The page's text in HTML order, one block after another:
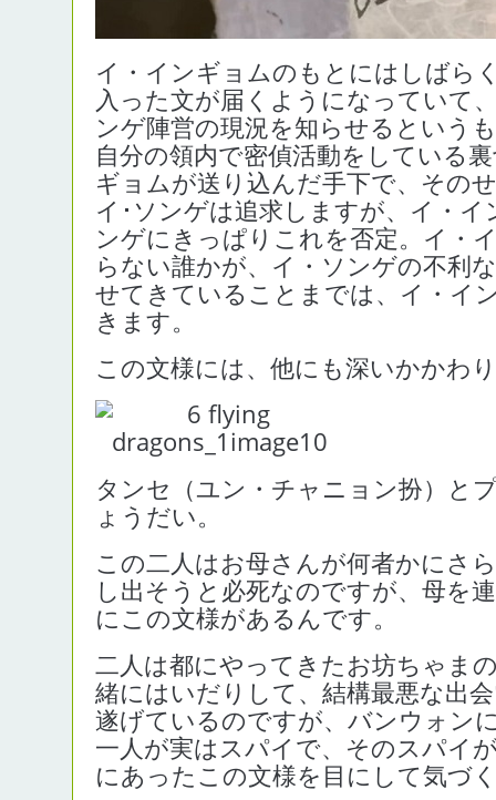
イ・インギョムのもとにはしばら
入った文が届くようになっていて
ンゲ陣営の現況を知らせるという
自分の領内で密偵活動をしている
ギョムが送り込んだ手下で、その
イ･ソンゲは追求しますが、イ・
ンゲにきっぱりこれを否定。イ・
らない誰かが、イ・ソンゲの不利
せてきていることまでは、イ・イ
きます。
この文様には、他にも深いかかわ
タンセ（ユン・チャニョン扮）と
ょうだい。
この二人はお母さんが何者かにさ
し出そうと必死なのですが、母を
にこの文様があるんです。
二人は都にやってきたお坊ちゃま
緒にはいだりして、結構最悪な出
遂げているのですが、バンウォン
一人が実はスパイで、そのスパイ
にあったこの文様を目にして気づ